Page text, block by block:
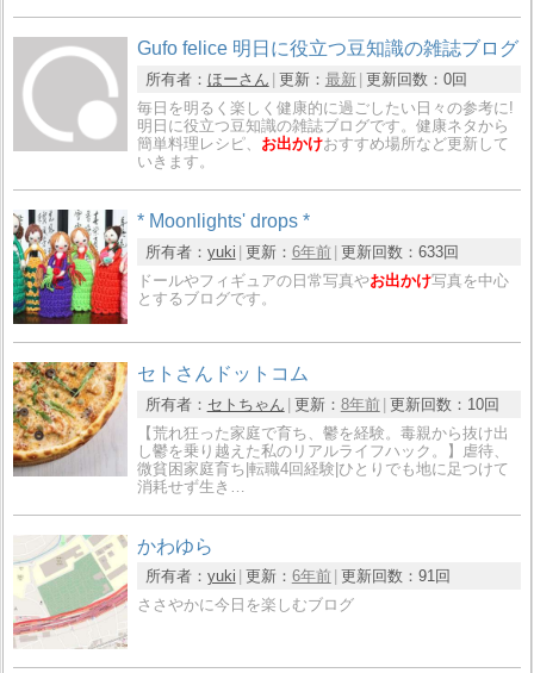
Gufo felice 明日に役立つ豆知識の雑誌ブログ
所有者： ほーさん 更新： 最新 更新回数： 0回
毎日を明るく楽しく健康的に過ごしたい日々の参考に!
明日に役立つ豆知識の雑誌ブログです。健康ネタから
簡単料理レシピ、 お出かけおすすめ場所など更新して
いきます。
* Moonlights' drops *
所有者： yuki 更新： 6年前 更新回数： 633回
ドールやフィギュアの日常写真やお出かけ写真を中心
とするブログです。
セトさんドットコム
所有者： セトちゃん 更新： 8年前 更新回数： 10回
【荒れ狂った家庭で育ち、鬱を経験。毒親から抜け出
し鬱を乗り越えた私のリアルライフハック。】虐待、
微貧困家庭育ち|転職4回経験|ひとりでも地に足つけて
消耗せず生き…
かわゆら
所有者： yuki 更新： 6年前 更新回数： 91回
ささやかに今日を楽しむブログ